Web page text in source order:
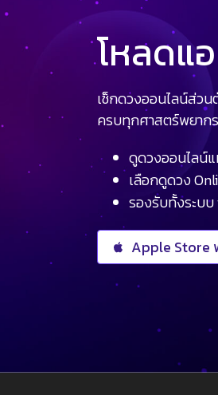
โหลดแ
เช็กดวงออนไลน์ส่ว
ครบทุกศาสตร์พยาก
ดูดวงออนไลน์
เลือกดูดวง
รองรับทั้งระบบ
Apple Store